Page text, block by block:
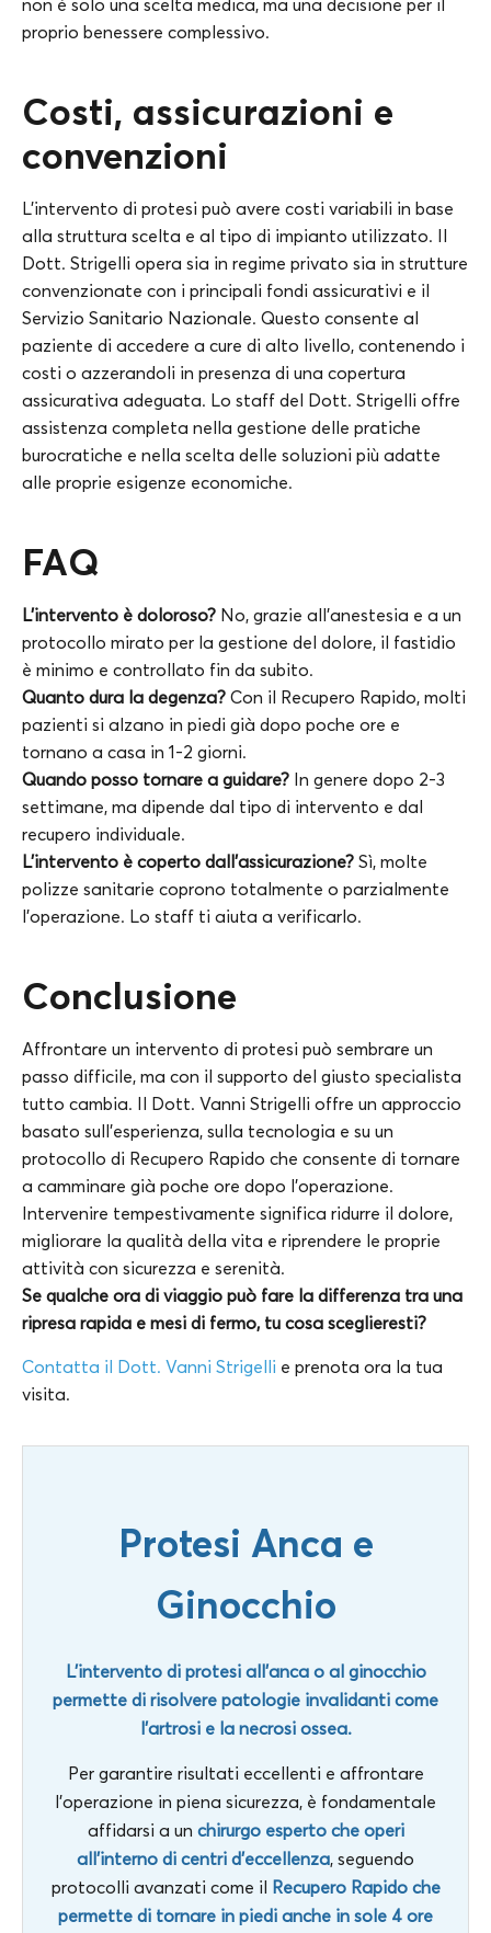
non è solo una scelta medica, ma una decisione per il
proprio benessere complessivo.
Costi, assicurazioni e
convenzioni
L’intervento di protesi può avere costi variabili in base
alla struttura scelta e al tipo di impianto utilizzato. Il
Dott. Strigelli opera sia in regime privato sia in strutture
convenzionate con i principali fondi assicurativi e il
Servizio Sanitario Nazionale. Questo consente al
paziente di accedere a cure di alto livello, contenendo i
costi o azzerandoli in presenza di una copertura
assicurativa adeguata. Lo staff del Dott. Strigelli offre
assistenza completa nella gestione delle pratiche
burocratiche e nella scelta delle soluzioni più adatte
alle proprie esigenze economiche.
FAQ
L’intervento è doloroso? No, grazie all’anestesia e a un
protocollo mirato per la gestione del dolore, il fastidio
è minimo e controllato fin da subito.
Quanto dura la degenza? Con il Recupero Rapido, molti
pazienti si alzano in piedi già dopo poche ore e
tornano a casa in 1-2 giorni.
Quando posso tornare a guidare? In genere dopo 2-3
settimane, ma dipende dal tipo di intervento e dal
recupero individuale.
L’intervento è coperto dall’assicurazione? Sì, molte
polizze sanitarie coprono totalmente o parzialmente
l’operazione. Lo staff ti aiuta a verificarlo.
Conclusione
Affrontare un intervento di protesi può sembrare un
passo difficile, ma con il supporto del giusto specialista
tutto cambia. Il Dott. Vanni Strigelli offre un approccio
basato sull’esperienza, sulla tecnologia e su un
protocollo di Recupero Rapido che consente di tornare
a camminare già poche ore dopo l’operazione.
Intervenire tempestivamente significa ridurre il dolore,
migliorare la qualità della vita e riprendere le proprie
attività con sicurezza e serenità.
Se qualche ora di viaggio può fare la differenza tra una
ripresa rapida e mesi di fermo, tu cosa sceglieresti?
Contatta il Dott. Vanni Strigelli e prenota ora la tua
visita.
Protesi Anca e
Ginocchio
L’intervento di protesi all’anca o al ginocchio
permette di risolvere patologie invalidanti come
l’artrosi e la necrosi ossea.
Per garantire risultati eccellenti e affrontare
l’operazione in piena sicurezza, è fondamentale
affidarsi a un chirurgo esperto che operi
all’interno di centri d’eccellenza, seguendo
protocolli avanzati come il Recupero Rapido che
permette di tornare in piedi anche in sole 4 ore